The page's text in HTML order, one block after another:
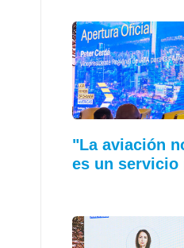
"La aviación
es un